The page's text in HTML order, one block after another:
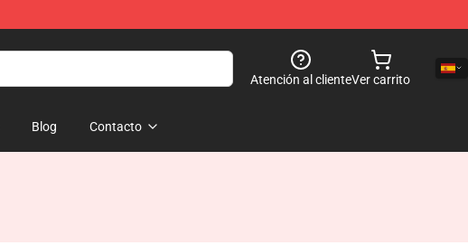
Atención al clienteVer carrito
Blog Contacto